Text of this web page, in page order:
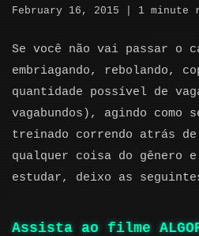
February 16, 2015 | 1 minute
Se você não vai passar o
embriagando, rebolando,
quantidade possível de
vagabundos), agindo como
treinado correndo atrás
qualquer coisa do gênero
estudar, deixo as
Assista ao filme